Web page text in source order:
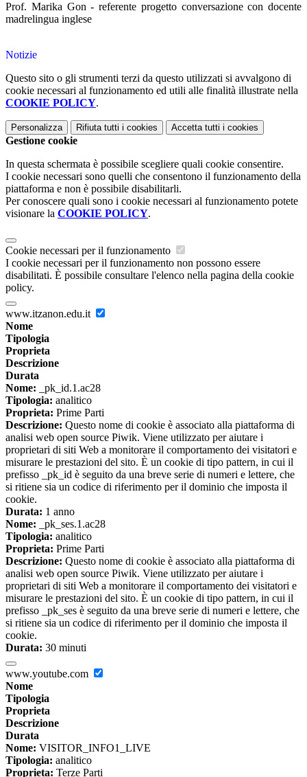
Prof. Marika Gon - referente progetto conversazione con docente
madrelingua inglese
Notizie
Questo sito o gli strumenti terzi da questo utilizzati si avvalgono di
cookie necessari al funzionamento ed utili alle finalità illustrate nella
COOKIE POLICY.
Personalizza Rifiuta tutti i cookies Accetta tutti i cookies
Gestione cookie
In questa schermata è possibile scegliere quali cookie consentire.
I cookie necessari sono quelli che consentono il funzionamento della
piattaforma e non è possibile disabilitarli.
Per conoscere quali sono i cookie necessari al funzionamento potete
visionare la COOKIE POLICY.
Cookie necessari per il funzionamento
I cookie necessari per il funzionamento non possono essere
disabilitati. È possibile consultare l'elenco nella pagina della cookie
policy.
www.itzanon.edu.it
Nome
Tipologia
Proprieta
Descrizione
Durata
Nome: _pk_id.1.ac28
Tipologia: analitico
Proprieta: Prime Parti
Descrizione: Questo nome di cookie è associato alla piattaforma di
analisi web open source Piwik. Viene utilizzato per aiutare i
proprietari di siti Web a monitorare il comportamento dei visitatori e
misurare le prestazioni del sito. È un cookie di tipo pattern, in cui il
prefisso _pk_id è seguito da una breve serie di numeri e lettere, che
si ritiene sia un codice di riferimento per il dominio che imposta il
cookie.
Durata: 1 anno
Nome: _pk_ses.1.ac28
Tipologia: analitico
Proprieta: Prime Parti
Descrizione: Questo nome di cookie è associato alla piattaforma di
analisi web open source Piwik. Viene utilizzato per aiutare i
proprietari di siti Web a monitorare il comportamento dei visitatori e
misurare le prestazioni del sito. È un cookie di tipo pattern, in cui il
prefisso _pk_ses è seguito da una breve serie di numeri e lettere, che
si ritiene sia un codice di riferimento per il dominio che imposta il
cookie.
Durata: 30 minuti
www.youtube.com
Nome
Tipologia
Proprieta
Descrizione
Durata
Nome: VISITOR_INFO1_LIVE
Tipologia: analitico
Proprieta: Terze Parti